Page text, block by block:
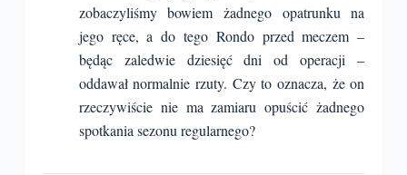
zobaczyliśmy bowiem żadnego opatrunku na
jego ręce, a do tego Rondo przed meczem –
będąc zaledwie dziesięć dni od operacji –
oddawał normalnie rzuty. Czy to oznacza, że on
rzeczywiście nie ma zamiaru opuścić żadnego
spotkania sezonu regularnego?